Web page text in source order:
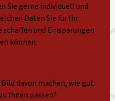
Sie gerne individuell und
Daten Sie für Ihr
und Einsparungen
können.
davon machen, wie gut
Ihnen passen?